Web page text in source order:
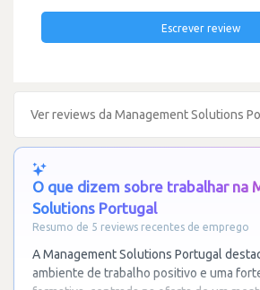
Escrever review
Ver reviews da Management Solutions
O que dizem sobre trabalhar na
Solutions Portugal
Resumo de 5 reviews recentes de emprego
A Management Solutions Portugal
ambiente de trabalho positivo e uma